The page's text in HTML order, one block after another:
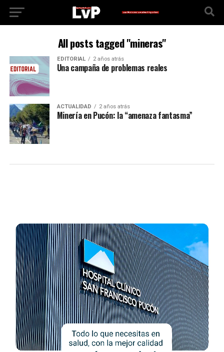
All posts tagged "mineras"
EDITORIAL 2 años atrás
Una campaña de problemas reales
ACTUALIDAD 2 años atrás
Minería en Pucón: la “amenaza fantasma”